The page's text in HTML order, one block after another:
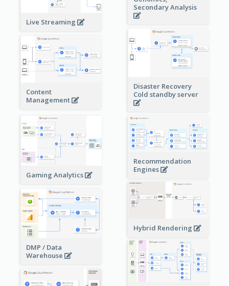
Secondary Analysis
Live Streaming
Disaster Recovery
Cold standby server
Content
Management
Gaming Analytics
Recommendation
Engines
Hybrid Rendering
DMP / Data
Warehouse